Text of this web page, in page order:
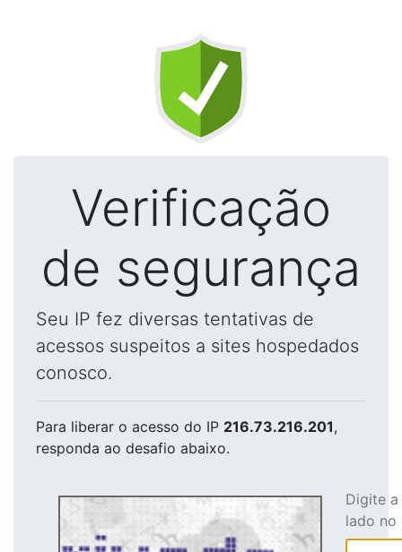
Verificação
de segurança
Seu IP fez diversas tentativas de
acessos suspeitos a sites hospedados
conosco.
Para liberar o acesso do IP 216.73.216.201,
responda ao desafio abaixo.
Digite
lado no